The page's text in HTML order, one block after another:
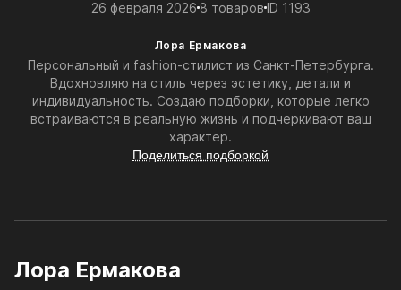
26 февраля 2026 8 товаров ID 1193
Лора Ермакова
Персональный и fashion-стилист из Санкт-Петербурга.
Вдохновляю на стиль через эстетику, детали и
индивидуальность. Создаю подборки, которые легко
встраиваются в реальную жизнь и подчеркивают ваш
характер.
Поделиться подборкой
Лора Ермакова